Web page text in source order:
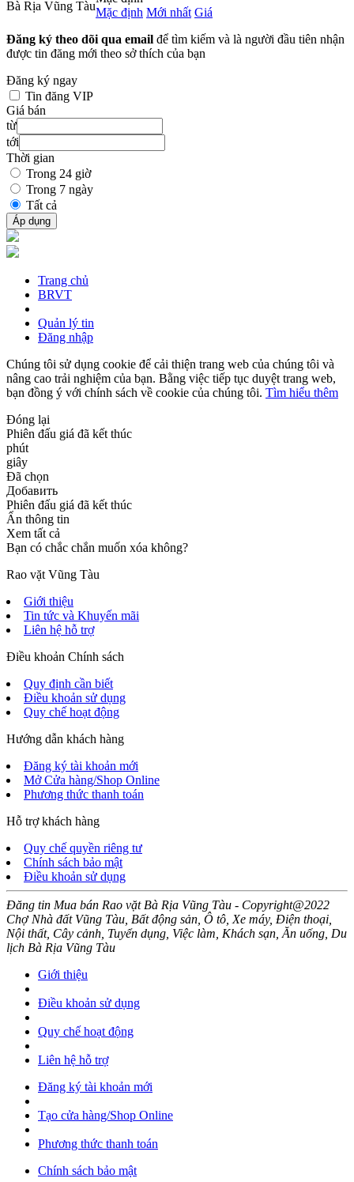
Bà Rịa Vũng TàuMặc định Mới nhất Giá
Đăng ký theo dõi qua email để tìm kiếm và là người đầu tiên nhận
được tin đăng mới theo sở thích của bạn
Đăng ký ngay
Tin đăng VIP
Giá bán
từ
tới
Thời gian
Trong 24 giờ
Trong 7 ngày
Tất cả
Áp dụng
Trang chủ
BRVT
Quản lý tin
Đăng nhập
Chúng tôi sử dụng cookie để cải thiện trang web của chúng tôi và
nâng cao trải nghiệm của bạn. Bằng việc tiếp tục duyệt trang web,
bạn đồng ý với chính sách về cookie của chúng tôi. Tìm hiểu thêm
Đóng lại
Phiên đấu giá đã kết thúc
phút
giây
Đã chọn
Добавить
Phiên đấu giá đã kết thúc
Ẩn thông tin
Xem tất cả
Bạn có chắc chắn muốn xóa không?
Rao vặt Vũng Tàu
Giới thiệu
Tin tức và Khuyến mãi
Liên hệ hỗ trợ
Điều khoản Chính sách
Quy định cần biết
Điều khoản sử dụng
Quy chế hoạt động
Hướng dẫn khách hàng
Đăng ký tài khoản mới
Mở Cửa hàng/Shop Online
Phương thức thanh toán
Hỗ trợ khách hàng
Quy chế quyền riêng tư
Chính sách bảo mật
Điều khoản sử dụng
Đăng tin Mua bán Rao vặt Bà Rịa Vũng Tàu - Copyright@2022
Chợ Nhà đất Vũng Tàu, Bất động sản, Ô tô, Xe máy, Điện thoại,
Nội thất, Cây cảnh, Tuyển dụng, Việc làm, Khách sạn, Ăn uống, Du
lịch Bà Rịa Vũng Tàu
Giới thiệu
Điều khoản sử dụng
Quy chế hoạt động
Liên hệ hỗ trợ
Đăng ký tài khoản mới
Tạo cửa hàng/Shop Online
Phương thức thanh toán
Chính sách bảo mật